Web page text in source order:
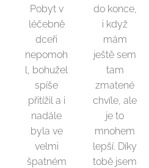
Pobyt v
léčebně
dceři
nepomoh
l, bohužel
spíše
přitížil a i
nadále
byla ve
velmi
špatném
do konce,
i když
mám
ještě sem
tam
zmatené
chvíle, ale
je to
mnohem
lepší. Díky
tobě jsem